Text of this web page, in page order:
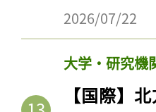
2026/07/22
大学・研究機
【国際】